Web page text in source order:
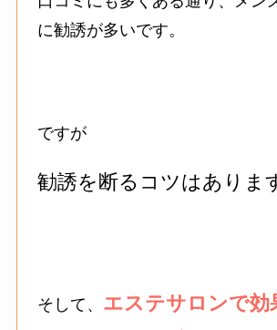
に勧誘が多いです。
ですが
勧誘を断るコツはありま
そして、 エステサロンで効